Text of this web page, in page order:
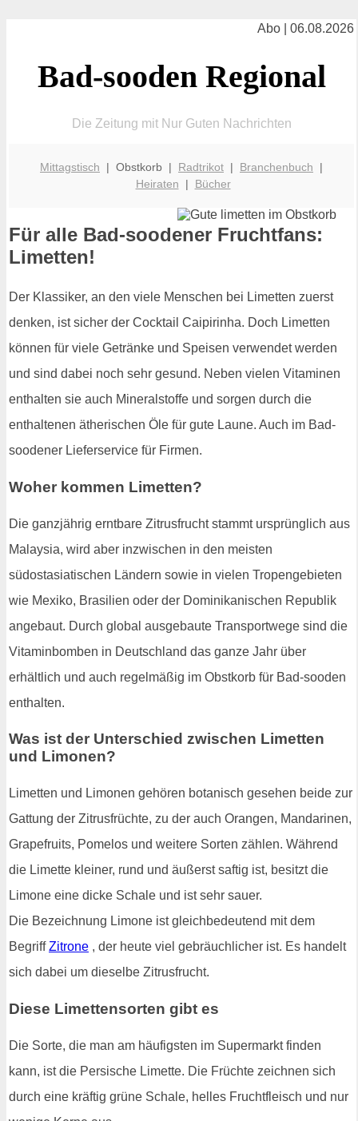
Abo | 06.08.2026
Bad-sooden Regional
Die Zeitung mit Nur Guten Nachrichten
Mittagstisch | Obstkorb | Radtrikot | Branchenbuch |
Heiraten | Bücher
Für alle Bad-soodener Fruchtfans:
Limetten!
Der Klassiker, an den viele Menschen bei Limetten zuerst
denken, ist sicher der Cocktail Caipirinha. Doch Limetten
können für viele Getränke und Speisen verwendet werden
und sind dabei noch sehr gesund. Neben vielen Vitaminen
enthalten sie auch Mineralstoffe und sorgen durch die
enthaltenen ätherischen Öle für gute Laune. Auch im Bad-
soodener Lieferservice für Firmen.
Woher kommen Limetten?
Die ganzjährig erntbare Zitrusfrucht stammt ursprünglich aus
Malaysia, wird aber inzwischen in den meisten
südostasiatischen Ländern sowie in vielen Tropengebieten
wie Mexiko, Brasilien oder der Dominikanischen Republik
angebaut. Durch global ausgebaute Transportwege sind die
Vitaminbomben in Deutschland das ganze Jahr über
erhältlich und auch regelmäßig im Obstkorb für Bad-sooden
enthalten.
Was ist der Unterschied zwischen Limetten
und Limonen?
Limetten und Limonen gehören botanisch gesehen beide zur
Gattung der Zitrusfrüchte, zu der auch Orangen, Mandarinen,
Grapefruits, Pomelos und weitere Sorten zählen. Während
die Limette kleiner, rund und äußerst saftig ist, besitzt die
Limone eine dicke Schale und ist sehr sauer.
Die Bezeichnung Limone ist gleichbedeutend mit dem
BegriffZitrone , der heute viel gebräuchlicher ist. Es handelt
sich dabei um dieselbe Zitrusfrucht.
Diese Limettensorten gibt es
Die Sorte, die man am häufigsten im Supermarkt finden
kann, ist die Persische Limette. Die Früchte zeichnen sich
durch eine kräftig grüne Schale, helles Fruchtfleisch und nur